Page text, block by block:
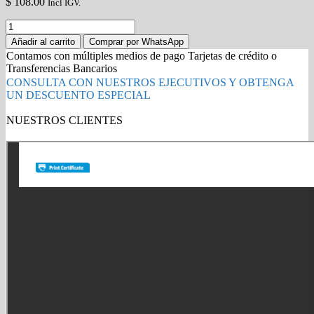
Incl IGV.
Toner
Xerox
Phaser
6121
Negro
106R01476
Alta
quantity
Añadir al carrito Comprar por WhatsApp
Contamos con múltiples medios de pago Tarjetas de crédito o
Transferencias Bancarios
CONSULTA CON NUESTROS EJECUTIVOS Y OBTENGA
UN DESCUENTO ESPECIAL
NUESTROS CLIENTES